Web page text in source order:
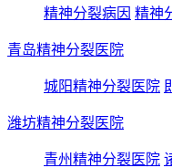
精神分裂病因 精神
青岛精神分裂医院
城阳精神分裂医院
潍坊精神分裂医院
青州精神分裂医院